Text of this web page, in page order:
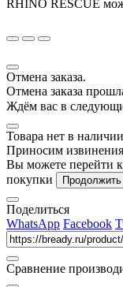
RHINO RESCUE
Отмена заказа.
Отмена заказа
Ждём вас в
Товара нет в
Приносим
Вы можете перейти
покупки
Продолжить
Поделиться
WhatsApp Facebook
Сравнение